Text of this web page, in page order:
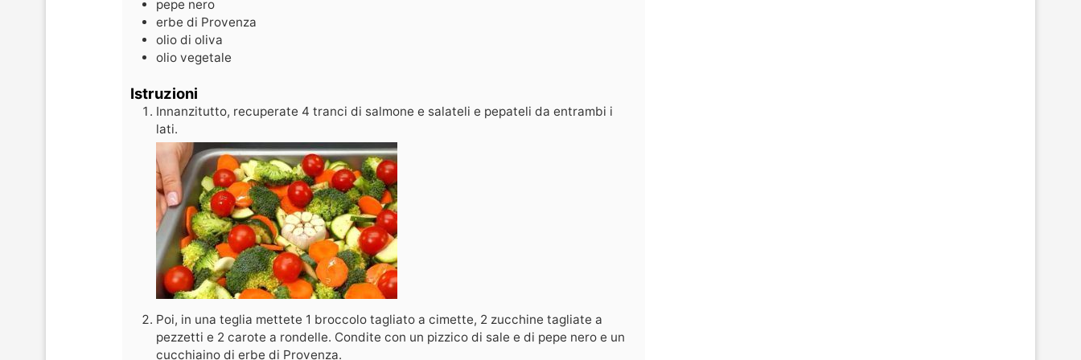
pepe nero
erbe di Provenza
olio di oliva
olio vegetale
Istruzioni
Innanzitutto, recuperate 4 tranci di salmone e salateli e pepateli da entrambi i
lati.
Poi, in una teglia mettete 1 broccolo tagliato a cimette, 2 zucchine tagliate a
pezzetti e 2 carote a rondelle. Condite con un pizzico di sale e di pepe nero e un
cucchiaino di erbe di Provenza.